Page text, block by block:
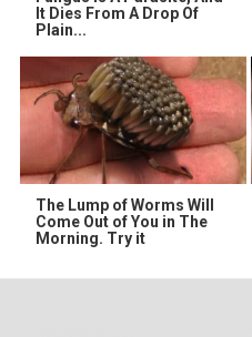
It Dies From A Drop Of
Plain...
The Lump of Worms Will
Come Out of You in The
Morning. Try it